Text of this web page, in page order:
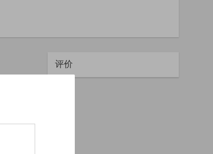
评价